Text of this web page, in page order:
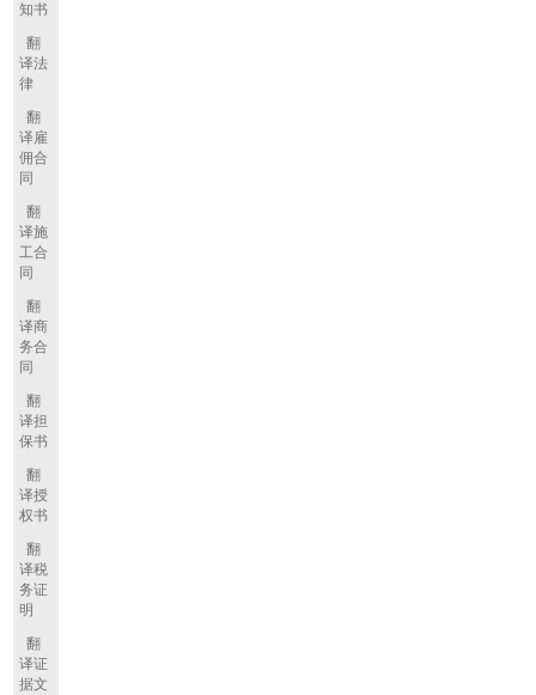
知书
翻
译法
律
翻
译雇
佣合
同
翻
译施
工合
同
翻
译商
务合
同
翻
译担
保书
翻
译授
权书
翻
译税
务证
明
翻
译证
据文